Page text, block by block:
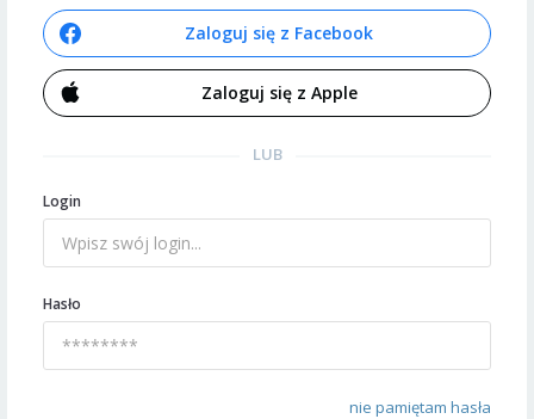
Zaloguj się z Facebook
Zaloguj się z Apple
LUB
Login
Hasło
nie pamiętam hasła